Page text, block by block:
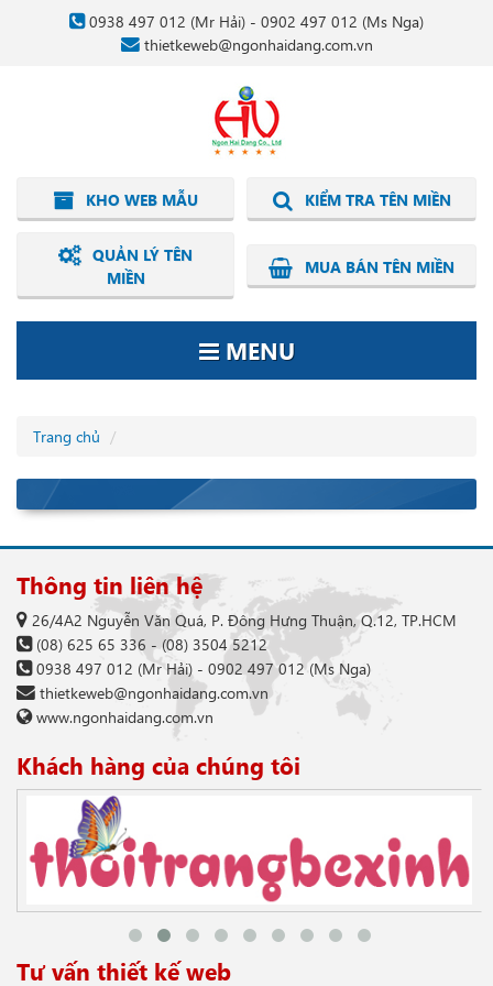
0938 497 012 (Mr Hải) - 0902 497 012 (Ms Nga)
thietkeweb@ngonhaidang.com.vn
KHO WEB MẪU KIỂM TRA TÊN MIỀN
QUẢN LÝ TÊN
MIỀN
MUA BÁN TÊN MIỀN
MENU
Trang chủ
Thông tin liên hệ
26/4A2 Nguyễn Văn Quá, P. Đông Hưng Thuận, Q.12, TP.HCM
(08) 625 65 336 -(08) 3504 5212
0938 497 012 (Mr Hải) - 0902 497 012(Ms Nga)
thietkeweb@ngonhaidang.com.vn
www.ngonhaidang.com.vn
Khách hàng của chúng tôi
Tư vấn thiết kế web